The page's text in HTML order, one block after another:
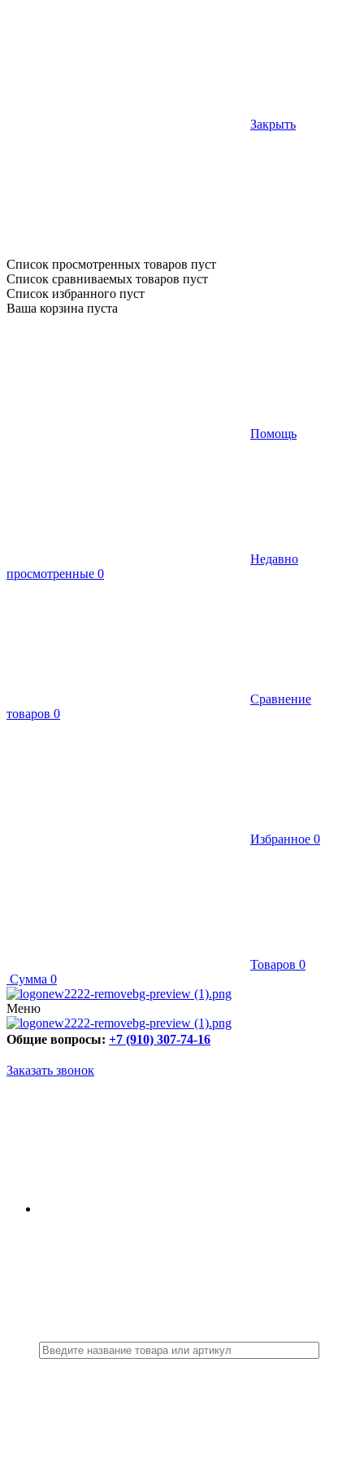
Закрыть
Список просмотренных товаров пуст
Список сравниваемых товаров пуст
Список избранного пуст
Ваша корзина пуста
Помощь
Недавно
просмотренные 0
Сравнение
товаров 0
Избранное 0
Товаров 0
Сумма 0
Меню
Общие вопросы: +7 (910) 307-74-16
Заказать звонок